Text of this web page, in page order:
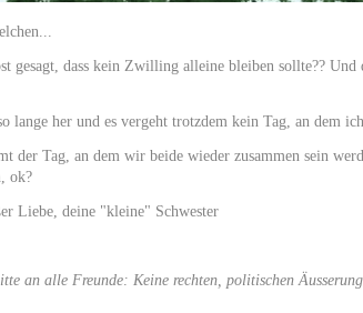
gesagt, dass kein Zwilling alleine bleiben sollte??
lange her und es vergeht trotzdem kein Tag, an dem
der Tag, an dem wir beide wieder zusammen sein
ok?
Liebe, deine "kleine" Schwester
an alle Freunde: Keine rechten, politischen